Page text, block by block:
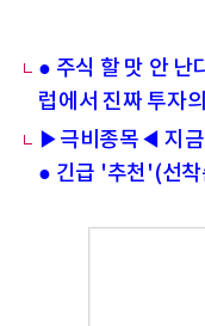
● 주식 할 맛 안 난
럽에서 진짜 투자
▶극비종목◀ 지금
● 긴급 '추천'(선착